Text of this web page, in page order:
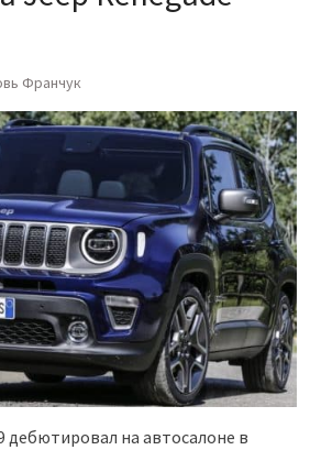
Франчук
дебютировал на автосалоне в